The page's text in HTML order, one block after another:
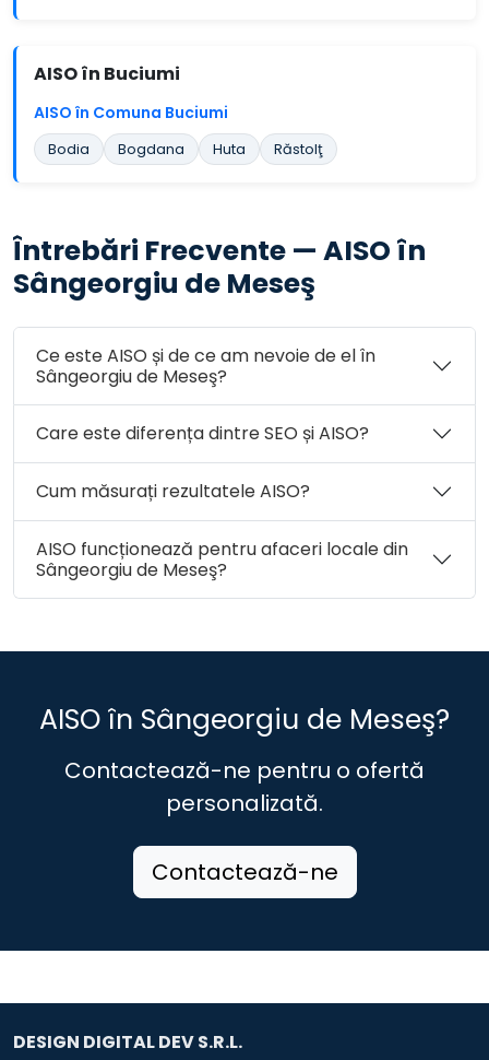
AISO în Buciumi
AISO în Comuna Buciumi
Bodia Bogdana Huta Răstolţ
Întrebări Frecvente — AISO în
Sângeorgiu de Meseş
Ce este AISO și de ce am nevoie de el în
Sângeorgiu de Meseş?
Care este diferența dintre SEO și AISO?
Cum măsurați rezultatele AISO?
AISO funcționează pentru afaceri locale din
Sângeorgiu de Meseş?
AISO în Sângeorgiu de Meseş?
Contactează-ne pentru o ofertă
personalizată.
Contactează-ne
DESIGN DIGITAL DEV S.R.L.